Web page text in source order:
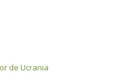
de Ucrania